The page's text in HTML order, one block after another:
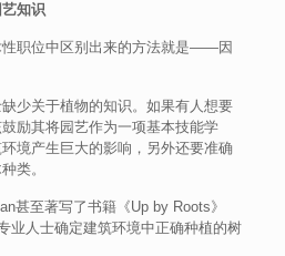
知识
性职位中区别出来的方法就是——因
少关于植物的知识。如果有人想要
励其将园艺作为一项基本技能学
境产生巨大的影响，另外还要准确
类。
甚至著写了书籍《Up by Roots》
业人士确定建筑环境中正确种植的树